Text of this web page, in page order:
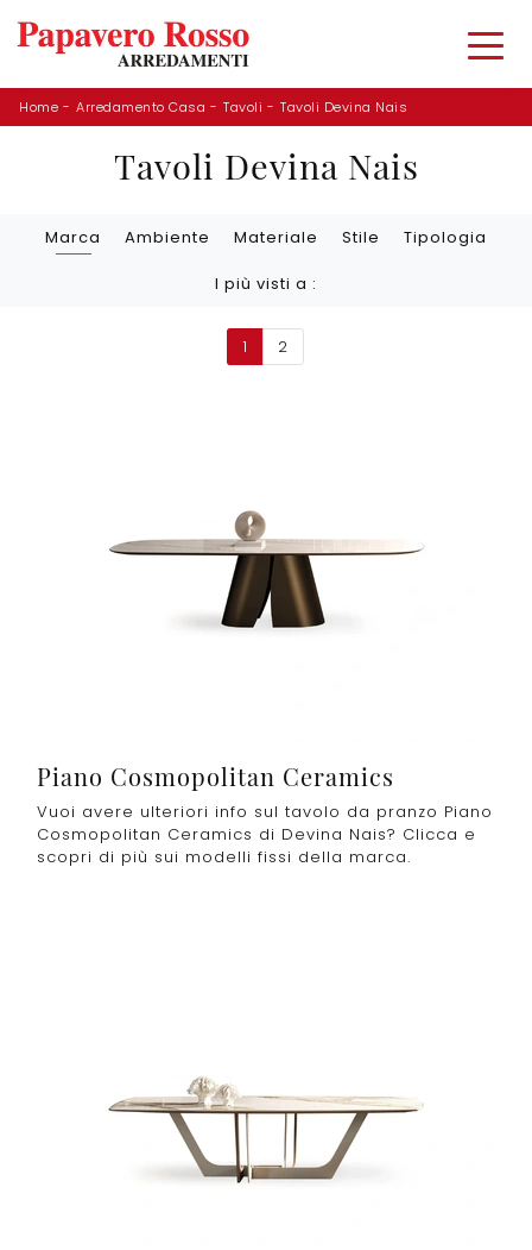
Home - Arredamento Casa - Tavoli - Tavoli Devina Nais
Tavoli Devina Nais
Marca Ambiente Materiale Stile Tipologia
I più visti a :
1 2
Piano Cosmopolitan Ceramics
Vuoi avere ulteriori info sul tavolo da pranzo Piano
Cosmopolitan Ceramics di Devina Nais? Clicca e
scopri di più sui modelli fissi della marca.